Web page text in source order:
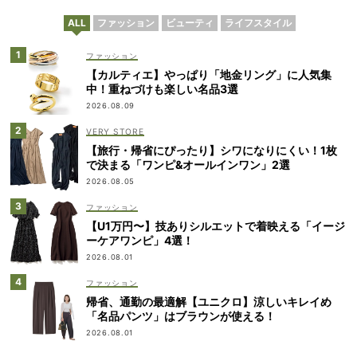
ALL ファッション ビューティ ライフスタイル
ファッション
【カルティエ】やっぱり「地金リング」に人気集
中！重ねづけも楽しい名品3選
2026.08.09
VERY STORE
【旅行・帰省にぴったり】シワになりにくい！1枚
で決まる「ワンピ&オールインワン」2選
2026.08.05
ファッション
【U1万円〜】技ありシルエットで着映える「イージ
ーケアワンピ」4選！
2026.08.01
ファッション
帰省、通勤の最適解【ユニクロ】涼しいキレイめ
「名品パンツ」はブラウンが使える！
2026.08.01